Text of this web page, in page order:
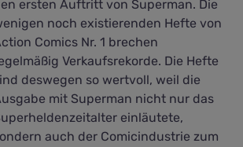
ersten Auftritt von Superman. Die
noch existierenden Hefte von
Comics Nr. 1 brechen
Verkaufsrekorde. Die Hefte
deswegen so wertvoll, weil die
mit Superman nicht nur das
einläutete,
auch der Comicindustrie zum